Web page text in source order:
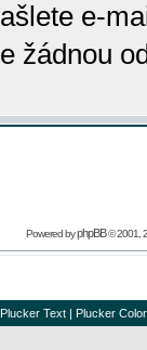
e-
žádnou
Powered byphpBB© 2001,
Plucker Text | Plucker Color